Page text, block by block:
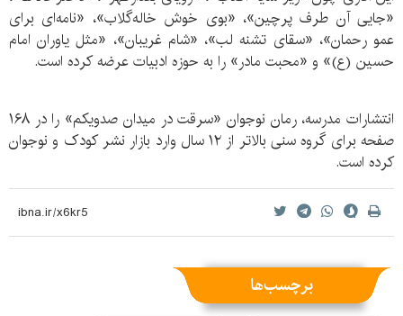
«جایی آن طرف پرچین»، «بوی خوش خاله‌گلاب»، «نامه‌ای برای
عمو رحمان»، «سقای تشنه لب»، «شام غریبان»، «مثل یاوران امام
حسین (ع)» و «محبت مادر» را به حوزه ادبیات عرضه کرده است.
انتشارات مدرسه، رمان نوجوان «سرقت در میدان صدویکم» را در ١۶٨
صفحه برای گروه سنی بالاتر از ۱۲ سال وارد بازار نشر کودک و نوجوان
کرده است.
برچسب‌ها